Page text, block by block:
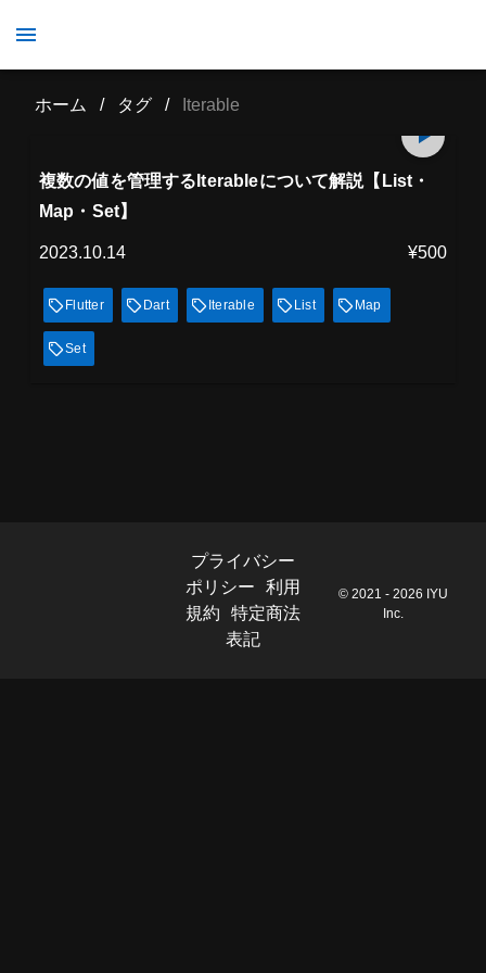
ホーム / タグ / Iterable
67min
見放題
複数の値を管理するIterableについて解説【List・
Map・Set】
2023.10.14 ¥500
Flutter Dart Iterable List Map
Set
プライバシー
ポリシー
利用
規約
特定商法
表記
© 2021 - 2026 IYU
Inc.